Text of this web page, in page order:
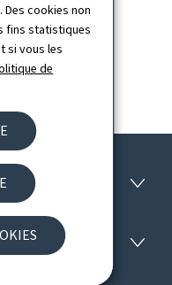
cookies non
fins statistiques
si vous les
de